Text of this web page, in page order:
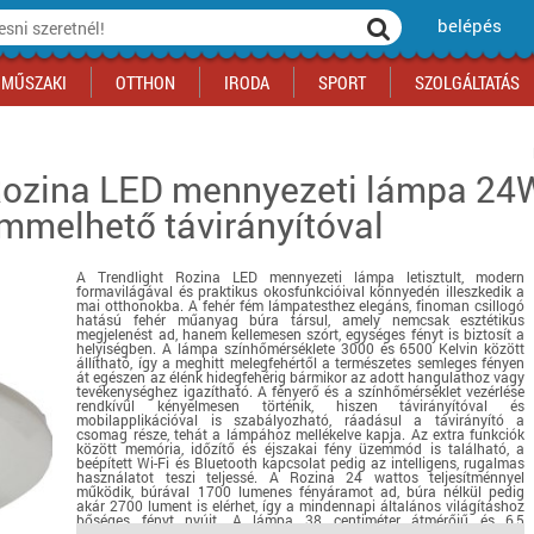
belépés
Sport akciók
Szolgáltatás akciók
Regisztrálj az oldalunkra INGYEN itt ››
Regisztrálj az oldalunkra INGYEN itt ››
MŰSZAKI
Regisztrálj az oldalunkra INGYEN itt ››
OTTHON
Építkezés
Szerszám, barkács, alkatrész
Iskolakezdés, papír, írószer
Háziállatok
Bébi
Gyógyászati segédeszköz
Biztonságtechnika
Ünnepi dekoráció
Autó
Ingatlan
Regisztrálj az oldalunkra INGYEN itt ››
IRODA
Regisztrálj az oldalunkra INGYEN itt ››
SPORT
gördeszka, roller
Fitneszközpont
Kocsmasport
Regisztrálj az oldalunkra INGYEN itt ››
SZOLGÁLTATÁS
Regisztrálj az oldalunkra INGYEN itt ››
sütemények
Regisztrálj az oldalunkra INGYEN itt ››
LED mennyezeti lámpa
távirányítóval
A Trendlight Rozina LED mennyezeti lámpa letisztult, modern
formavilágával és praktikus okosfunkcióival könnyedén illeszkedik a
mai otthonokba. A fehér fém lámpatesthez elegáns, finoman csillogó
hatású fehér műanyag búra társul, amely nemcsak esztétikus
megjelenést ad, hanem kellemesen szórt, egységes fényt is biztosít a
helyiségben. A lámpa színhőmérséklete 3000 és 6500 Kelvin között
állítható, így a meghitt melegfehértől a természetes semleges fényen
át egészen az élénk hidegfehérig bármikor az adott hangulathoz vagy
tevékenységhez igazítható. A fényerő és a színhőmérséklet vezérlése
rendkívül kényelmesen történik, hiszen távirányítóval és
mobilapplikációval is szabályozható, ráadásul a távirányító a
csomag része, tehát a lámpához mellékelve kapja. Az extra funkciók
között memória, időzítő és éjszakai fény üzemmód is található, a
beépített Wi-Fi és Bluetooth kapcsolat pedig az intelligens, rugalmas
használatot teszi teljessé. A Rozina 24 wattos teljesítménnyel
működik, búrával 1700 lumenes fényáramot ad, búra nélkül pedig
akár 2700 lument is elérhet, így a mindennapi általános világításhoz
bőséges fényt nyújt. A lámpa 38 centiméter átmérőjű és 6,5